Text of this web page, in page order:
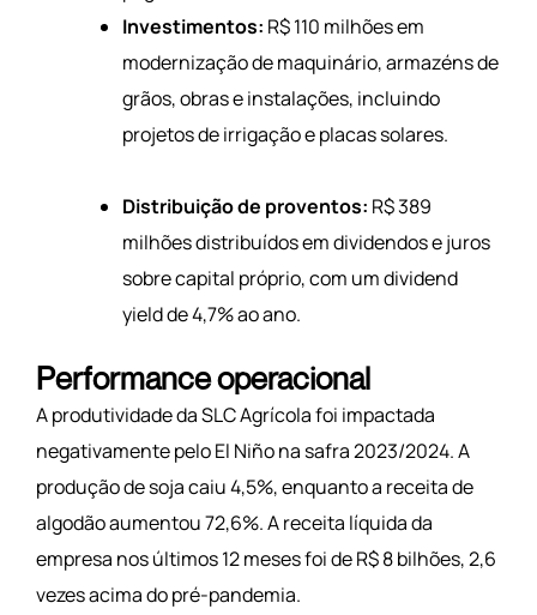
Investimentos: R$ 110 milhões em
modernização de maquinário, armazéns de
grãos, obras e instalações, incluindo
projetos de irrigação e placas solares.
Distribuição de proventos: R$ 389
milhões distribuídos em dividendos e juros
sobre capital próprio, com um dividend
yield de 4,7% ao ano.
Performance operacional
A produtividade da SLC Agrícola foi impactada
negativamente pelo El Niño na safra 2023/2024. A
produção de soja caiu 4,5%, enquanto a receita de
algodão aumentou 72,6%. A receita líquida da
empresa nos últimos 12 meses foi de R$ 8 bilhões, 2,6
vezes acima do pré-pandemia.